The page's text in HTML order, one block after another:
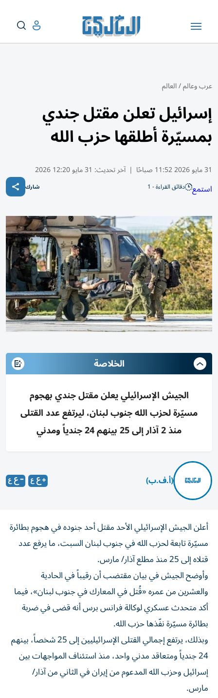
عرب وعالم/العالم
إسرائيل تعلن مقتل جندي
بمسيّرة أطلقها حزب الله
31 مايو 2026 11:52 صباحًا | آخر تحديث: 31 مايو 12:20 2026
استمع دقائق القراءة - 1 شارك
الخلاصة
الجيش الإسرائيلي يعلن مقتل جندي بهجوم
مسيّرة لحزب الله جنوب لبنان، ليرتفع عدد القتلى
منذ 2 آذار إلى 25 بينهم 24 جندياً ومدني
(أ.ف.ب)
أعلن الجيش الإسرائيلي الأحد مقتل أحد جنوده في هجوم بطائرة
مسيّرة تابعة لحزب الله في جنوب لبنان السبت، ما يرفع عدد
قتلاه إلى 25 منذ مطلع آذار/ مارس.
وأوضح الجيش في بيان مقتضب أن رقيباً في الحادية
والعشرين من عمره «قُتل في المعارك في جنوب لبنان»، فيما
أكد متحدث عسكري لوكالة فرانس برس أنه قضى في ضربة
بطائرة مسيّرة نفّذها حزب الله.
وبذلك، يرتفع إجمالي القتلى الإسرائيليين إلى 25 شخصاً، بينهم
24 جندياً ومتعاقد مدني واحد، منذ استئناف المواجهات بين
إسرائيل وحزب الله المدعوم من إيران في الثاني من آذار/
مارس.